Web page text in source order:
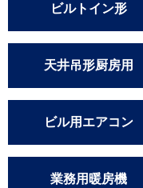
ビルトイン形
天井吊形厨房用
ビル用エアコン
業務用暖房機